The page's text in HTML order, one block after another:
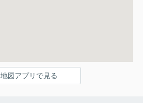
地図アプリで見る